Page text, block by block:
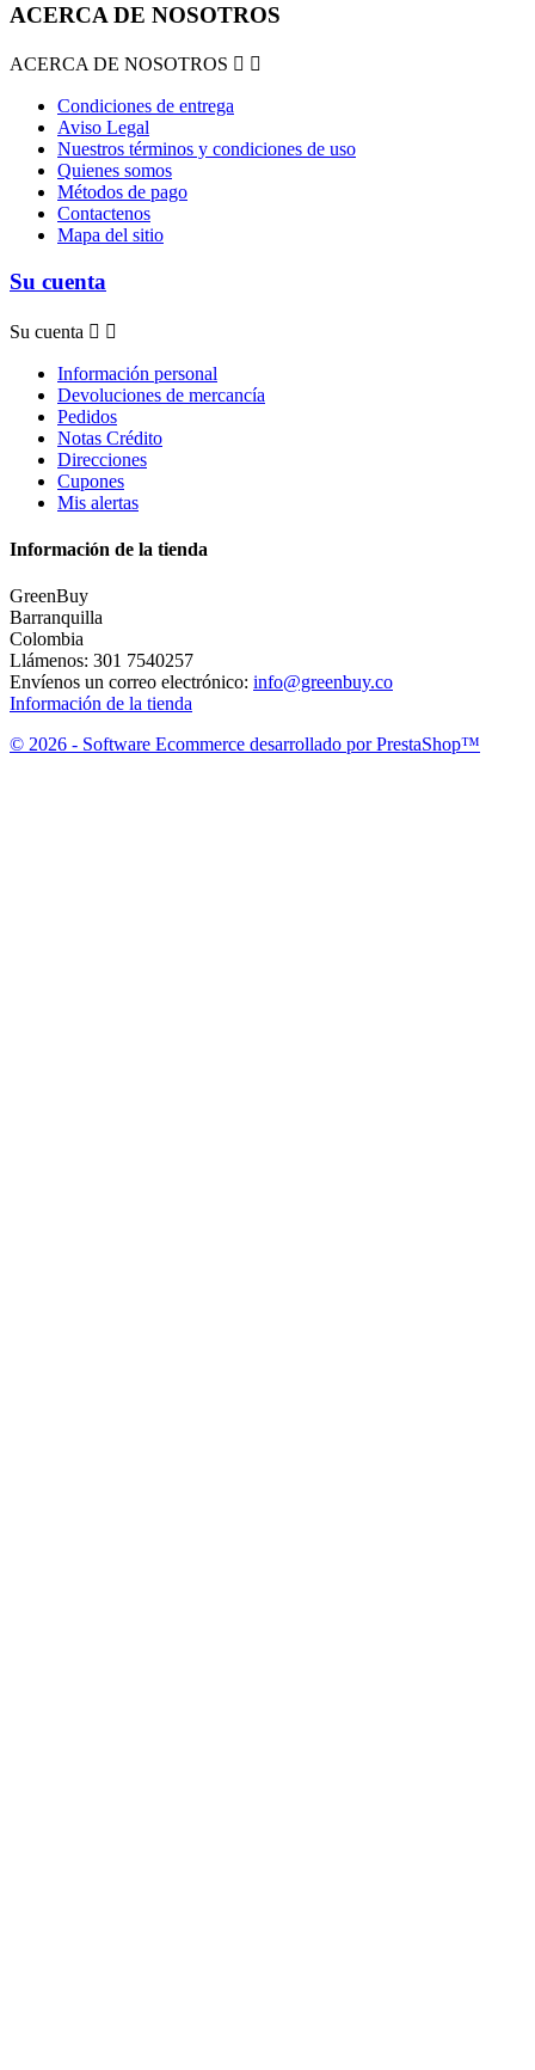
ACERCA DE NOSOTROS
ACERCA DE NOSOTROS  
Condiciones de entrega
Aviso Legal
Nuestros términos y condiciones de uso
Quienes somos
Métodos de pago
Contactenos
Mapa del sitio
Su cuenta
Su cuenta  
Información personal
Devoluciones de mercancía
Pedidos
Notas Crédito
Direcciones
Cupones
Mis alertas
Información de la tienda
GreenBuy
Barranquilla
Colombia
Llámenos: 301 7540257
Envíenos un correo electrónico: info@greenbuy.co
Información de la tienda
© 2026 - Software Ecommerce desarrollado por PrestaShop™